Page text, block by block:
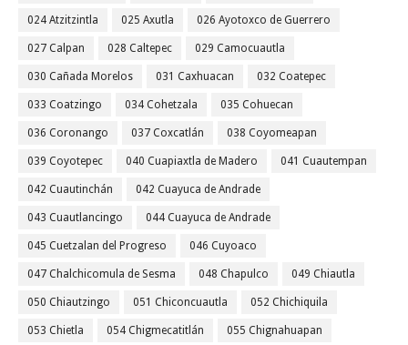
024 Atzitzintla 025 Axutla 026 Ayotoxco de Guerrero
027 Calpan 028 Caltepec 029 Camocuautla
030 Cañada Morelos 031 Caxhuacan 032 Coatepec
033 Coatzingo 034 Cohetzala 035 Cohuecan
036 Coronango 037 Coxcatlán 038 Coyomeapan
039 Coyotepec 040 Cuapiaxtla de Madero 041 Cuautempan
042 Cuautinchán 042 Cuayuca de Andrade
043 Cuautlancingo 044 Cuayuca de Andrade
045 Cuetzalan del Progreso 046 Cuyoaco
047 Chalchicomula de Sesma 048 Chapulco 049 Chiautla
050 Chiautzingo 051 Chiconcuautla 052 Chichiquila
053 Chietla 054 Chigmecatitlán 055 Chignahuapan